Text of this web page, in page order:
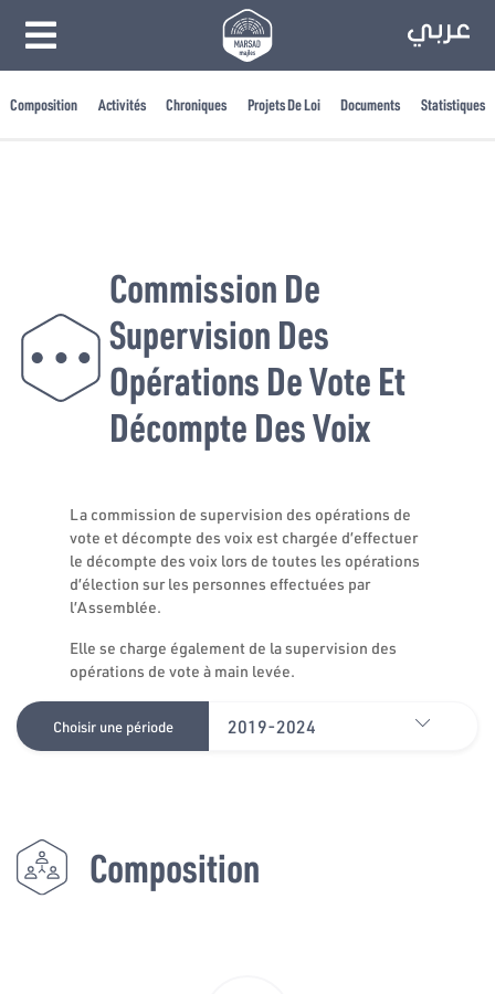
Composition Activités Chroniques Projets De Loi Documents Statistiques
Commission De
Supervision Des
Opérations De Vote Et
Décompte Des Voix
La commission de supervision des opérations de
vote et décompte des voix est chargée d’effectuer
le décompte des voix lors de toutes les opérations
d’élection sur les personnes effectuées par
l’Assemblée.
Elle se charge également de la supervision des
opérations de vote à main levée.
Choisir une période 2019-2024
Composition